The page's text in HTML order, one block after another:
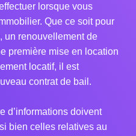
lorsque vous
Que ce soit pour
un renouvellement de
première mise en location
locatif, il est
contrat de bail.
d’informations doivent
bien celles relatives au